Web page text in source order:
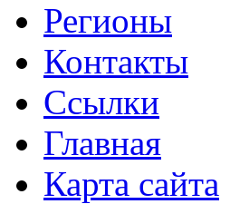
Регионы
Контакты
Ссылки
Главная
Карта сайта